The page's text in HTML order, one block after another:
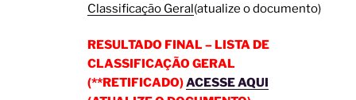
Classificação Geral(atualize o documento)
RESULTADO FINAL – LISTA DE
CLASSIFICAÇÃO GERAL
(**RETIFICADO)ACESSE AQUI